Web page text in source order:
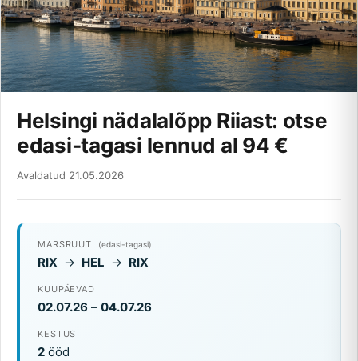
Helsingi nädalalõpp Riiast: otse
edasi‑tagasi lennud al 94 €
Avaldatud 21.05.2026
MARSRUUT (edasi-tagasi)
RIX → HEL → RIX
KUUPÄEVAD
02.07.26 – 04.07.26
KESTUS
2 ööd